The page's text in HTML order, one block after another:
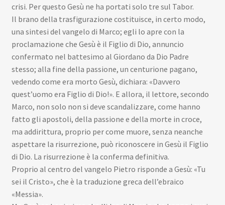
crisi. Per questo Gesù ne ha portati solo tre sul Tabor.
Il brano della trasfigurazione costituisce, in certo modo,
una sintesi del vangelo di Marco; egli lo apre con la
proclamazione che Gesù è il Figlio di Dio, annuncio
confermato nel battesimo al Giordano da Dio Padre
stesso; alla fine della passione, un centurione pagano,
vedendo come era morto Gesù, dichiara: «Davvero
quest’uomo era Figlio di Dio!». E allora, il lettore, secondo
Marco, non solo non si deve scandalizzare, come hanno
fatto gli apostoli, della passione e della morte in croce,
ma addirittura, proprio per come muore, senza neanche
aspettare la risurrezione, può riconoscere in Gesù il Figlio
di Dio. La risurrezione è la conferma definitiva.
Proprio al centro del vangelo Pietro risponde a Gesù: «Tu
sei il Cristo», che è la traduzione greca dell’ebraico
«Messia».